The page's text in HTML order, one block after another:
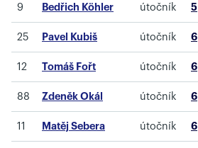
9 Bedřich Köhler útočník 5
25 Pavel Kubiš útočník 6
12 Tomáš Fořt útočník 6
88 Zdeněk Okál útočník 6
11 Matěj Sebera útočník 6